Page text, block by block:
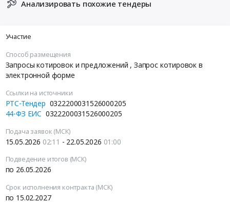
Анализировать похожие тендеры
Участие
Способ размещения
Запросы котировок и предложений , Запрос котировок в
электронной форме
Ссылки на источники
РТС-Тендер 0322200031526000205
44-ФЗ ЕИС 0322200031526000205
Подача заявок (МСК)
15.05.2026 02:11 - 22.05.2026 01:00
Подведение итогов (МСК)
по 26.05.2026
Срок исполнения контракта (МСК)
по 15.02.2027